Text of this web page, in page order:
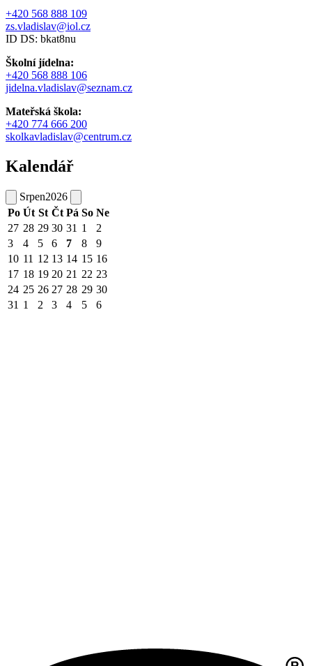
+420 568 888 109
zs.vladislav@iol.cz
ID DS: bkat8nu
Školní jídelna:
+420 568 888 106
jidelna.vladislav@seznam.cz
Mateřská škola:
+420 774 666 200
skolkavladislav@centrum.cz
Kalendář
Srpen2026
Po Út St Čt Pá So Ne
27 28 29 30 31 1
2
3
4 5 6 7 8
9
10 11 12 13 14 15 16
17 18 19 20 21 22 23
24 25 26 27 28 29 30
31 1 2 3 4 5 6